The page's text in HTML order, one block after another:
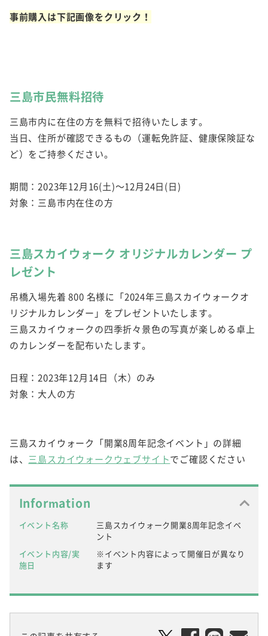
事前購入は下記画像をクリック！
三島市民無料招待
三島市内に在住の方を無料で招待いたします。
当日、住所が確認できるもの（運転免許証、健康保険証な
ど）をご持参ください。
期間：2023年12月16(土)～12月24日(日)
対象：三島市内在住の方
三島スカイウォーク オリジナルカレンダー プ
レゼント
吊橋入場先着 800 名様に「2024年三島スカイウォークオ
リジナルカレンダー」をプレゼントいたします。
三島スカイウォークの四季折々景色の写真が楽しめる卓上
のカレンダーを配布いたします。
日程：2023年12月14日（木）のみ
対象：大人の方
三島スカイウォーク「開業8周年記念イベント」の詳細
は、 三島スカイウォークウェブサイトでご確認ください
Information
イベント名称
三島スカイウォーク開業8周年記念イベ
ント
イベント内容/実
施日
※イベント内容によって開催日が異なり
ます